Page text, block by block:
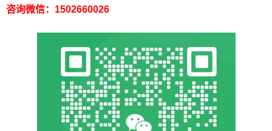
咨询微信：1502660026